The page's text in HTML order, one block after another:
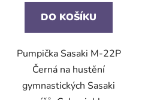
DO KOŠÍKU
Pumpička Sasaki M-22P
Černá na hustění
gymnastických Sasaki